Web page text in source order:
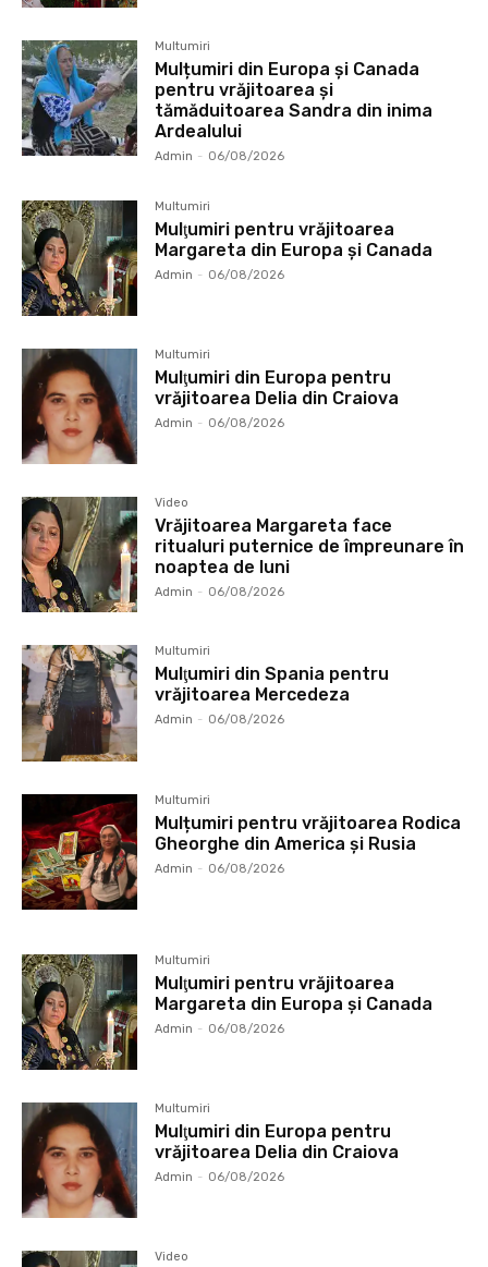
Multumiri
Mulțumiri din Europa și Canada
pentru vrăjitoarea și
tămăduitoarea Sandra din inima
Ardealului
Admin - 06/08/2026
Multumiri
Mulţumiri pentru vrăjitoarea
Margareta din Europa și Canada
Admin - 06/08/2026
Multumiri
Mulţumiri din Europa pentru
vrăjitoarea Delia din Craiova
Admin - 06/08/2026
Video
Vrăjitoarea Margareta face
ritualuri puternice de împreunare în
noaptea de luni
Admin - 06/08/2026
Multumiri
Mulţumiri din Spania pentru
vrăjitoarea Mercedeza
Admin - 06/08/2026
Multumiri
Mulțumiri pentru vrăjitoarea Rodica
Gheorghe din America și Rusia
Admin - 06/08/2026
Multumiri
Mulţumiri pentru vrăjitoarea
Margareta din Europa și Canada
Admin - 06/08/2026
Multumiri
Mulţumiri din Europa pentru
vrăjitoarea Delia din Craiova
Admin - 06/08/2026
Video